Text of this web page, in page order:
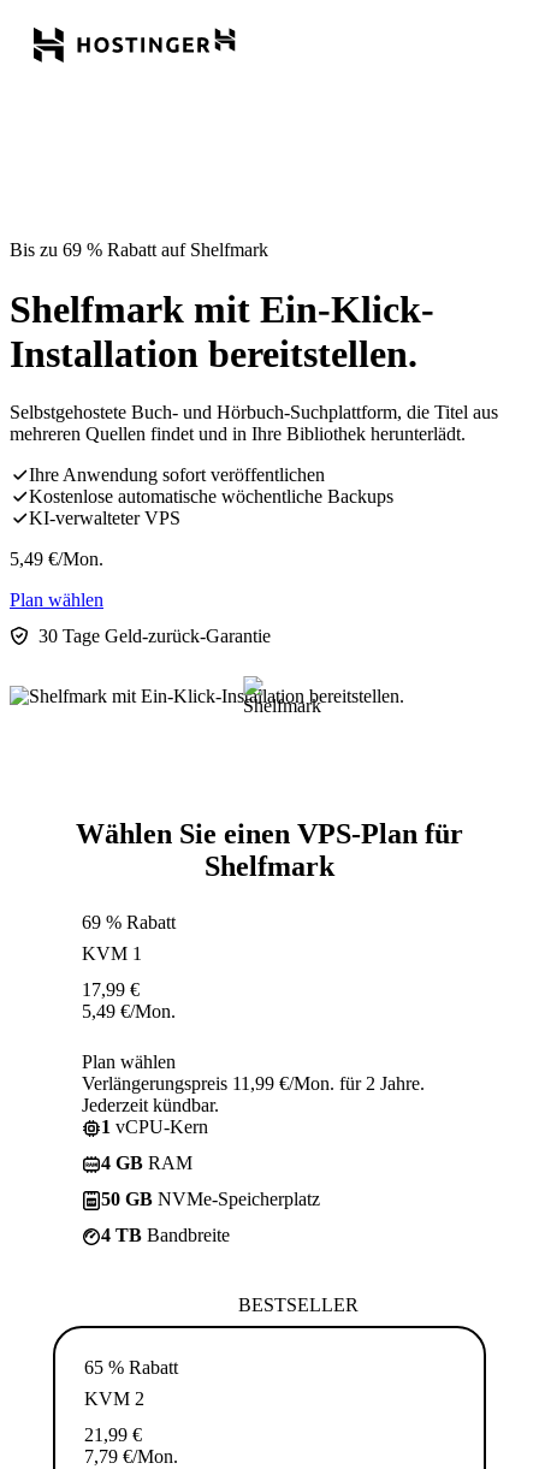
Bis zu 69 % Rabatt auf Shelfmark
Shelfmark mit Ein-Klick-
Installation bereitstellen.
Selbstgehostete Buch- und Hörbuch-Suchplattform, die Titel aus
mehreren Quellen findet und in Ihre Bibliothek herunterlädt.
Ihre Anwendung sofort veröffentlichen
Kostenlose automatische wöchentliche Backups
KI-verwalteter VPS
5,49 €/Mon.
Plan wählen
30 Tage Geld-zurück-Garantie
Wählen Sie einen VPS-Plan für
Shelfmark
69 % Rabatt
KVM 1
17,99 €
5,49 €/Mon.
Plan wählen
Verlängerungspreis 11,99 €/Mon. für 2 Jahre.
Jederzeit kündbar.
1 vCPU-Kern
4 GB RAM
50 GB NVMe-Speicherplatz
4 TB Bandbreite
BESTSELLER
65 % Rabatt
KVM 2
21,99 €
7,79 €/Mon.